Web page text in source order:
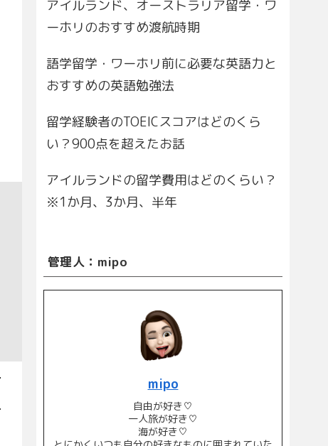
アイルランド、オーストラリア留学・ワ
ーホリのおすすめ渡航時期
語学留学・ワーホリ前に必要な英語力と
おすすめの英語勉強法
留学経験者のTOEICスコアはどのくら
い？900点を超えたお話
アイルランドの留学費用はどのくらい？
※1か月、3か月、半年
管理人：mipo
mipo
自由が好き♡
一人旅が好き♡
海が好き♡